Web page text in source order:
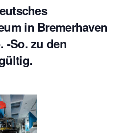
in Bremerhaven
-So. zu den